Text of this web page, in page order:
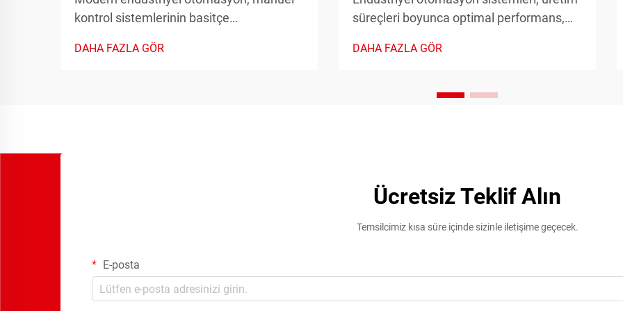
kontrol sistemlerinin basitçe
güvenilirlik gerektirir. Manuel
DAHA FAZLA GÖR
süreçleri boyunca optimal performans,
hassas zamanlama kontrolüne ihtiyaç
kritik bir bileşen olarak işlev görür ve
DAHA FAZLA GÖR
Ücretsiz Teklif Alın
Temsilcimiz kısa süre içinde sizinle iletişime geçecek.
E-posta